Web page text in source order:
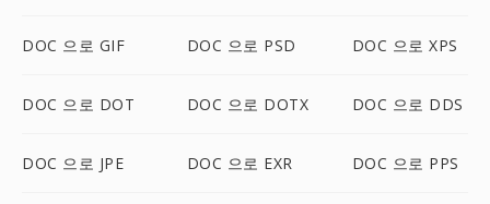
DOC 으로 GIF DOC 으로 PSD DOC 으로 XPS
DOC 으로 DOT DOC 으로 DOTX DOC 으로 DDS
DOC 으로 JPE DOC 으로 EXR DOC 으로 PPS